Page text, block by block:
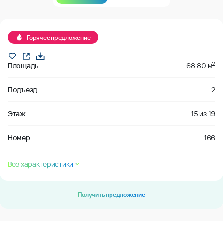
Горячее предложение
Площадь 68.80 м2
Подъезд 2
Этаж 15 из19
Номер 166
Все характеристики
Получить предложение